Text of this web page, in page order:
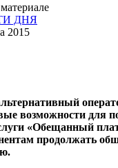
ДНЯ
2015
возможности для
«Обещанный
продолжать